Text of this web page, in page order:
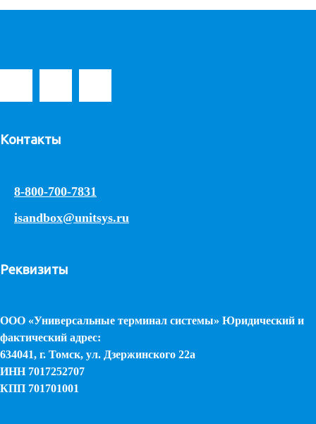
Контакты
8-800-700-7831
isandbox@unitsys.ru
Реквизиты
ООО «Универсальные терминал системы» Юридический и
фактический адрес:
634041, г. Томск, ул. Дзержинского 22а
ИНН 7017252707
КПП 701701001